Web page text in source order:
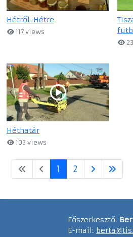
Hétről-Hétre
117 views
Héthatár
103 views
1 2
Főszerkesztő:
E-mail: